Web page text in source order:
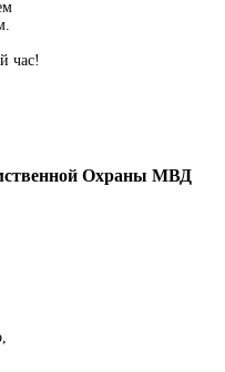
час!
Охраны МВД